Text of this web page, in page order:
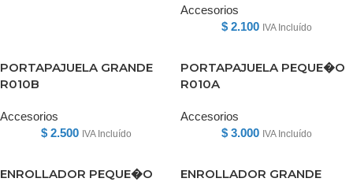
Accesorios
$ 2.100 IVA Incluído
PORTAPAJUELA GRANDE
R010B
Accesorios
$ 2.500 IVA Incluído
PORTAPAJUELA PEQUE�O
R010A
Accesorios
$ 3.000 IVA Incluído
ENROLLADOR PEQUE�O
ENROLLADOR GRANDE